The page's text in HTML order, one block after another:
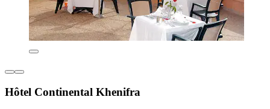
Hôtel Continental Khenifra